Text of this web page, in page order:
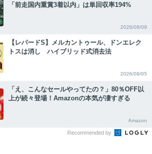
「前走国内重賞3着以内」は単回収率194%
2026/08/09
【レパードS】メルカントゥール、ドンエレク
トスは消し ハイブリッド式消去法
2026/08/05
「え、こんなセールやってたの？」80％OFF以
上が続々登場！Amazonの本気が凄すぎる
Amazon
Recommended by